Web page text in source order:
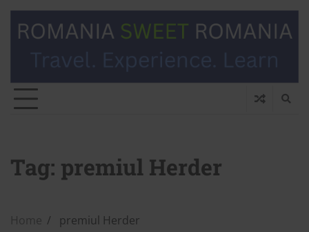
Tag: premiul Herder
Home premiul Herder